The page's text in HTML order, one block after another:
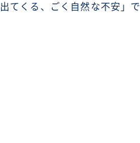
てくる、ごく自然な不安」で